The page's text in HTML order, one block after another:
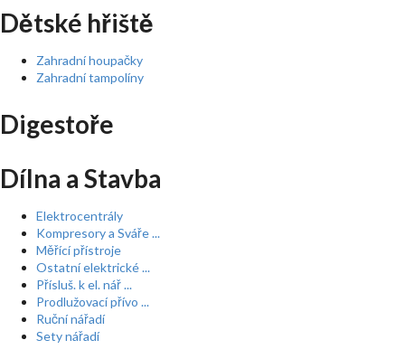
Dětské hřiště
Zahradní houpačky
Zahradní tampolíny
Digestoře
Dílna a Stavba
Elektrocentrály
Kompresory a Sváře ...
Měřící přístroje
Ostatní elektrické ...
Přísluš. k el. nář ...
Prodlužovací přívo ...
Ruční nářadí
Sety nářadí